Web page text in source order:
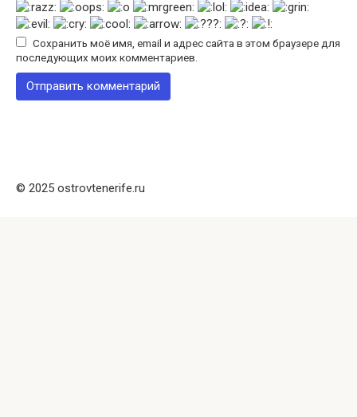
Сохранить моё имя, email и адрес сайта в этом браузере для
последующих моих комментариев.
© 2025 ostrovtenerife.ru